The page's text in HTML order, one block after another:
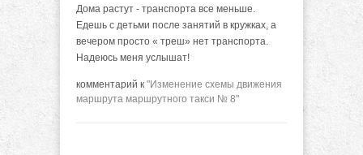
Дома растут - транспорта все меньше.
Едешь с детьми после занятий в кружках, а
вечером просто « треш» нет транспорта.
Надеюсь меня услышат!
комментарий к "Изменение схемы движения
маршрута маршрутного такси № 8"